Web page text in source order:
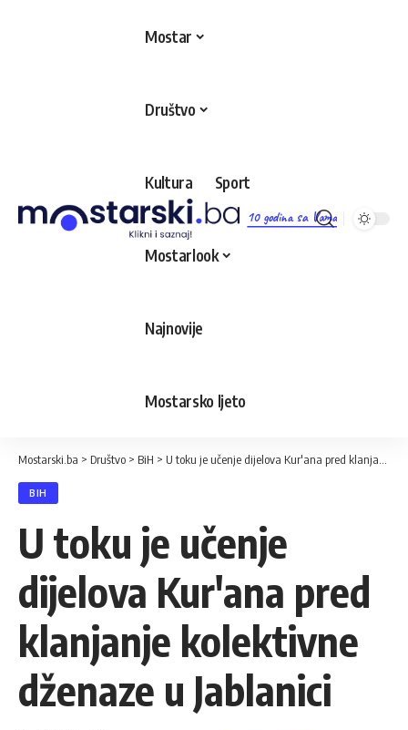
10 godina sa Vama
Mostar
Društvo
Kultura Sport
Mostarlook
Najnovije
Mostarsko ljeto
Mostarski.ba > Društvo > BiH > U toku je učenje dijelova Kur'ana pred klanjanje kolektivne dženaze u Jablanici
BIH
U toku je učenje
dijelova Kur'ana pred
klanjanje kolektivne
dženaze u Jablanici